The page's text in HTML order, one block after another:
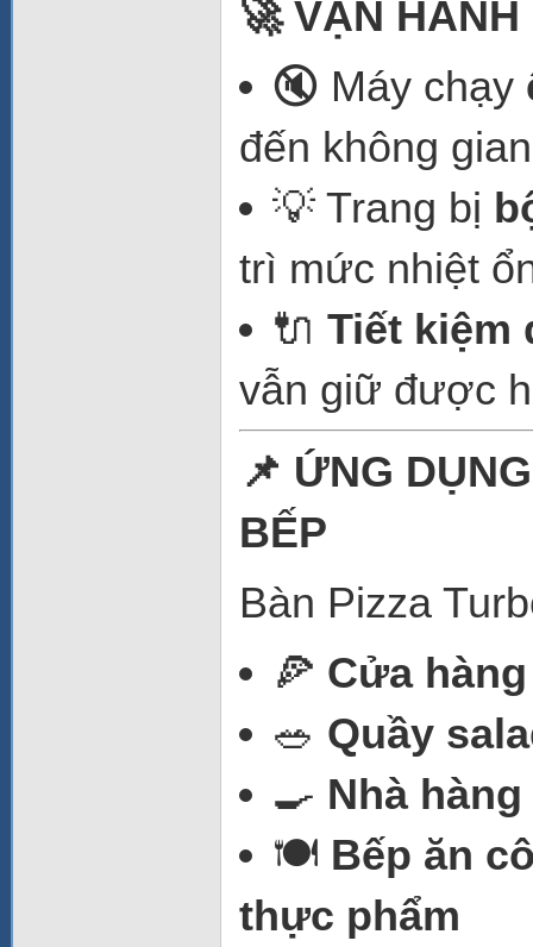
🚀 VẬN
🔇 Máy chạy
đến không
💡 Trang bị
trì mức nhiệt
🔌 Tiết kiệm
vẫn giữ được
📌 ỨNG DỤ
BẾP
Bàn Pizza
🍕 Cửa
🥗 Quầy
🍳 Nhà
🍽️ Bếp ăn
thực phẩm